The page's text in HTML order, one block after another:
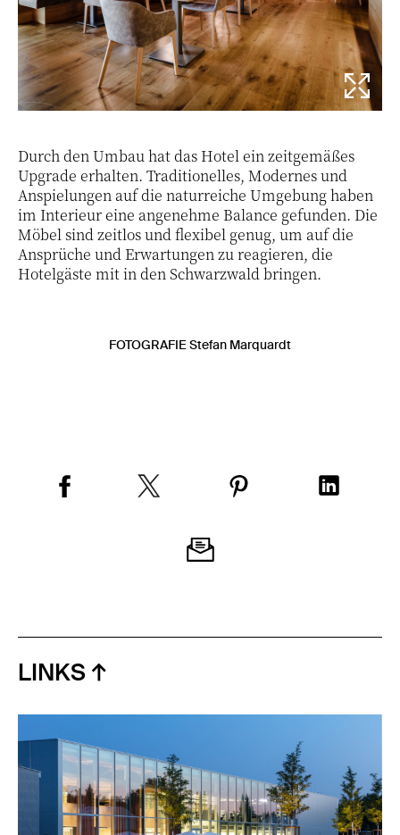
Durch den Umbau hat das Hotel ein zeitgemäßes
Upgrade erhalten. Traditionelles, Modernes und
Anspielungen auf die naturreiche Umgebung haben
im Interieur eine angenehme Balance gefunden. Die
Möbel sind zeitlos und flexibel genug, um auf die
Ansprüche und Erwartungen zu reagieren, die
Hotelgäste mit in den Schwarzwald bringen.
FOTOGRAFIE Stefan Marquardt
LINKS